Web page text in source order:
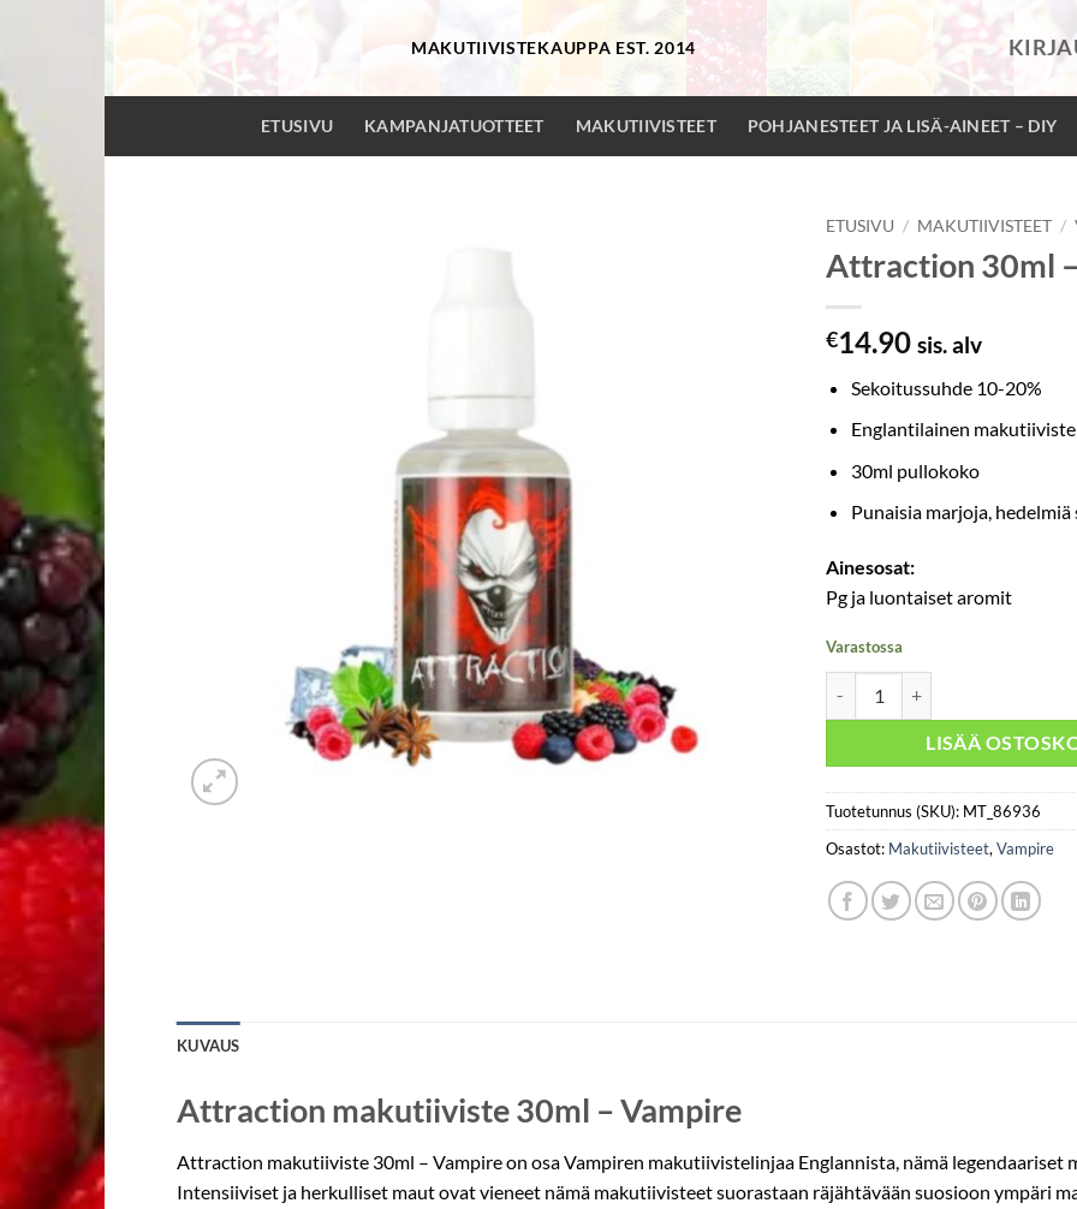
MAKUTIIVISTEKAUPPA EST. 2014
ETUSIVU KAMPANJATUOTTEET MAKUTIIVISTEET POHJANESTEET JA LISÄ-AINEET – DIY
ETUSIVU / MAKUTIIVISTEET /
Attraction 30ml
€14.90 sis. alv
Sekoitussuhde 10-20%
Englantilainen makutiiviste
30ml pullokoko
Punaisia marjoja,
Ainesosat:
Pg ja luontaiset aromit
Varastossa
LISÄÄ
Tuotetunnus (SKU): MT_86936
Osastot: Makutiivisteet, Vampire
KUVAUS
Attraction makutiiviste 30ml – Vampire
Attraction makutiiviste 30ml – Vampire on osa Vampiren makutiivistelinjaa Englannista, nämä legendaariset
Intensiiviset ja herkulliset maut ovat vieneet nämä makutiivisteet suorastaan räjähtävään suosioon ympäri